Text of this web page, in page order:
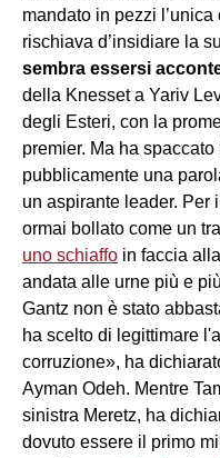
mandato in pezzi
rischiava d’insidiare la
sembra essersi
della Knesset a Yariv
degli Esteri, con la
premier. Ma ha
pubblicamente una
un aspirante leader. Per
ormai bollato come un
uno schiaffo in faccia
andata alle urne più e
Gantz non è stato
ha scelto di legittimare
corruzione», ha
Ayman Odeh. Mentre
sinistra Meretz, ha
dovuto essere il primo